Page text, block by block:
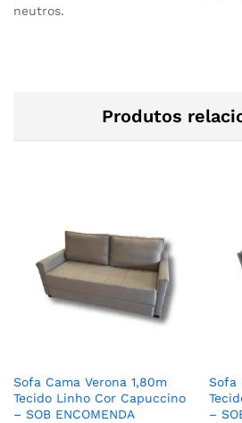
neutros.
Produtos
Sofa Cama Verona 1,80m
Tecido Linho Cor Capuccino
– SOB ENCOMENDA
Sofa
–